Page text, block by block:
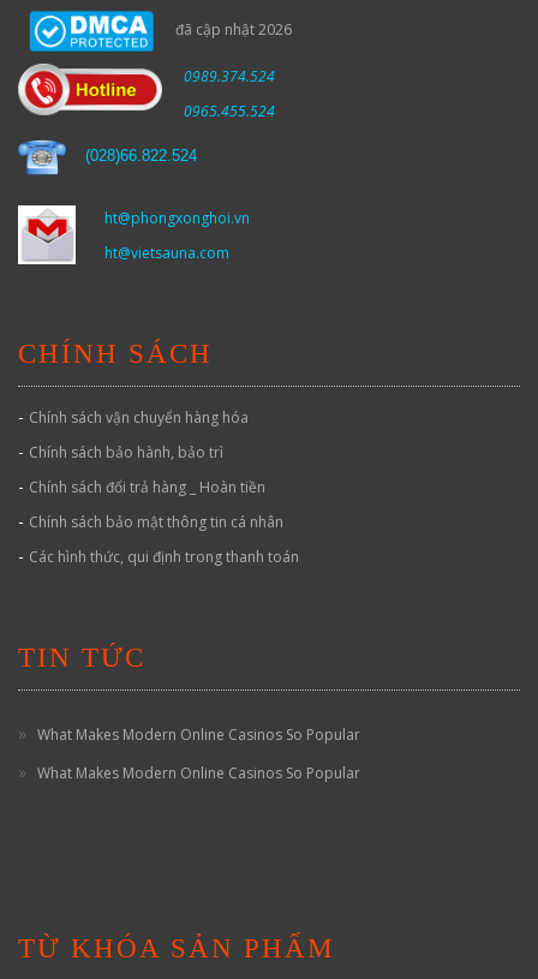
đã cập nhật 2026
0989.374.524
0965.455.524
(028)66.822.524
ht@phongxonghoi.vn
ht@vietsauna.com
CHÍNH SÁCH
- Chính sách vận chuyển hàng hóa
- Chính sách bảo hành, bảo trì
- Chính sách đổi trả hàng _ Hoàn tiền
- Chính sách bảo mật thông tin cá nhân
- Các hình thức, qui định trong thanh toán
TIN TỨC
What Makes Modern Online Casinos So Popular
What Makes Modern Online Casinos So Popular
TỪ KHÓA SẢN PHẨM